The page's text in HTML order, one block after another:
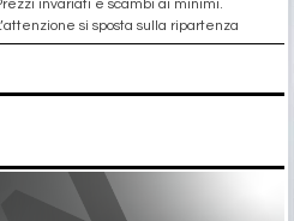
invariati e scambi ai minimi.
si sposta sulla ripartenza